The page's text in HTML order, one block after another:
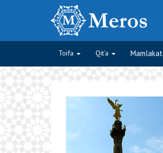
Toifa Qit‘a Mamlakat